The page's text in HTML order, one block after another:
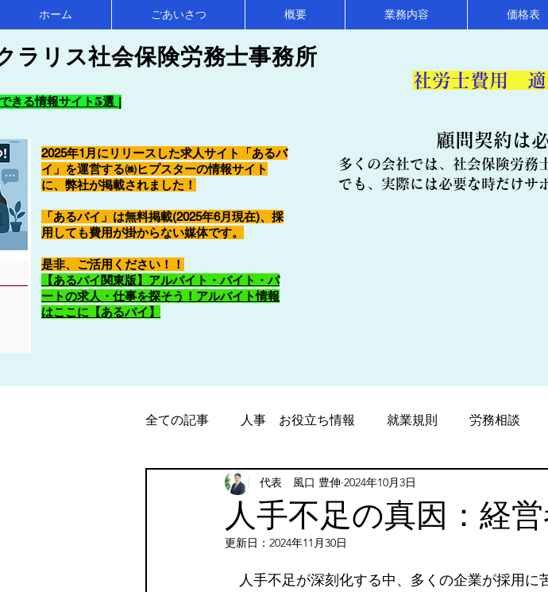
ラリス社会保険労務士事務所
社労士費用 適
顧問契約は
多くの会社では、社会保険労務
でも、実際には必要な時だけサ
きる情報サイト5選 |
2025年1月にリリースした求人サイト「あるバ
イ」を運営する㈱ヒプスターの情報サイト
に、弊社が掲載されました！
「あるバイ」は無料掲載(2025年6月現在)、採
用しても費用が掛からない媒体です。
​是非、ご活用ください！！
【あるバイ関東版】アルバイト・バイト・パ
ートの求人・仕事を探そう！アルバイト情報
はここに【あるバイ】
ホーム ごあいさつ 概要 業務内容 価格表
全ての記事 人事 お役立ち情報 就業規則 労務相談
パート・アルバイト労働調整 採用戦略
人手不足の真因：経
代表 風口 豊伸 2024年10月3日
更新日： 2024年11月30日
人手不足が深刻化する中、多くの企業が採用に